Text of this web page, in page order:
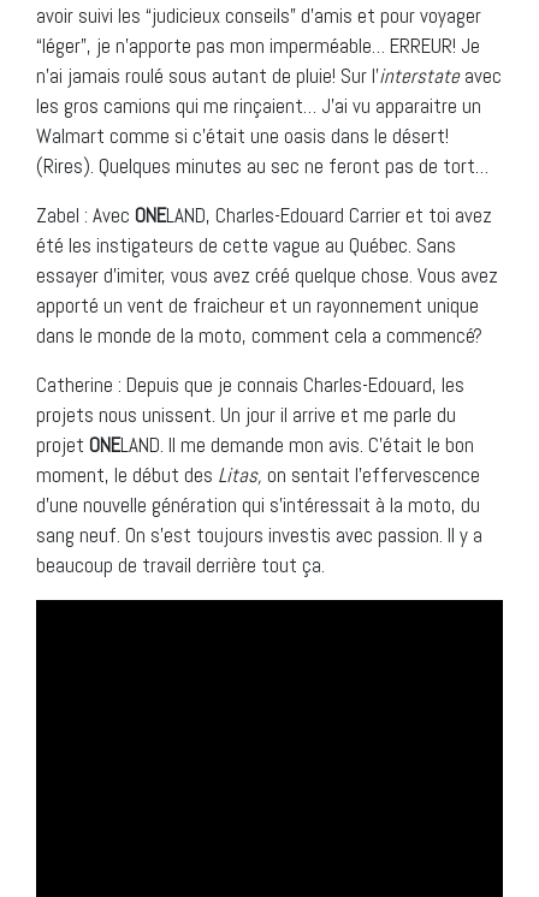
avoir suivi les “judicieux conseils” d’amis et pour voyager
“léger”, je n’apporte pas mon imperméable… ERREUR! Je
n’ai jamais roulé sous autant de pluie! Sur l’interstateavec
les gros camions qui me rinçaient… J’ai vu apparaitre un
Walmart comme si c’était une oasis dans le désert!
(Rires). Quelques minutes au sec ne feront pas de tort…
Zabel : Avec ONELAND, Charles-Edouard Carrier et toi avez
été les instigateurs de cette vague au Québec. Sans
essayer d’imiter, vous avez créé quelque chose. Vous avez
apporté un vent de fraicheur et un rayonnement unique
dans le monde de la moto, comment cela a commencé?
Catherine : Depuis que je connais Charles-Edouard, les
projets nous unissent. Un jour il arrive et me parle du
projet ONELAND. Il me demande mon avis. C’était le bon
moment, le début des Litas, on sentait l’effervescence
d’une nouvelle génération qui s’intéressait à la moto, du
sang neuf. On s’est toujours investis avec passion. Il y a
beaucoup de travail derrière tout ça.